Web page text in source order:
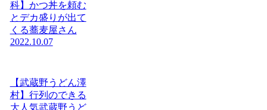
科】かつ丼を頼む
とデカ盛りが出て
くる蕎麦屋さん
2022.10.07
【武蔵野うどん澤
村】行列のできる
大人気武蔵野うど